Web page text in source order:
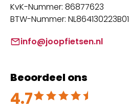
KvK-Nummer: 86877623
BTW-Nummer: NL864130223B01
info@joopfietsen.nl
Beoordeel ons
4.7
Beoordeeld met 4.7 uit 5